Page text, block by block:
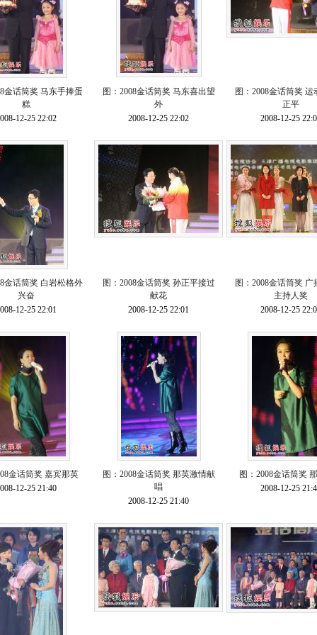
金话筒奖 马东手捧蛋
糕
12-25 22:02
图：2008金话筒奖 马东喜出望
外
2008-12-25 22:02
图：2008金话筒奖 运
正平
2008-12-25
金话筒奖 白岩松格外
兴奋
12-25 22:01
图：2008金话筒奖 孙正平接过
献花
2008-12-25 22:01
图：2008金话筒奖 广
主持人奖
2008-12-25
金话筒奖 嘉宾那英
12-25 21:40
图：2008金话筒奖 那英激情献
唱
2008-12-25 21:40
图：2008金话筒奖
2008-12-25